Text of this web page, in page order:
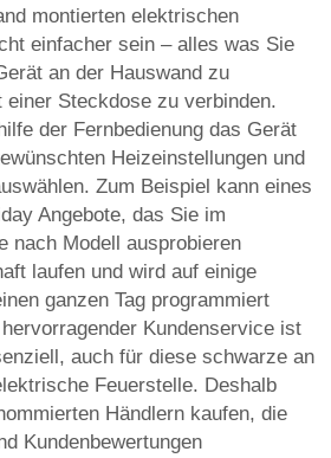
montierten elektrischen
einfacher sein – alles was Sie
an der Hauswand zu
einer Steckdose zu verbinden.
der Fernbedienung das Gerät
Heizeinstellungen und
Zum Beispiel kann eines
Angebote, das Sie im
nach Modell ausprobieren
laufen und wird auf einige
ganzen Tag programmiert
Kundenservice ist
auch für diese schwarze an
Feuerstelle. Deshalb
Händlern kaufen, die
Kundenbewertungen